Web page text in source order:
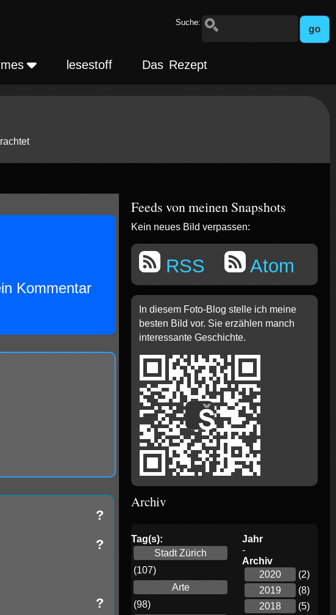
Suche:
lesestoff Das Rezept
Kommentar
?
?
?
Feeds von meinen Snapshots
Kein neues Bild verpassen:
RSS Atom
In diesem Foto-Blog stelle ich meine
besten Bild vor. Sie erzählen manch
interessante Geschichte.
Archiv
Jahr
-
Archiv
2020
(2)
2019
(8)
2018
(5)
Tag(s):
Stadt Zürich
(107)
Arte
(98)